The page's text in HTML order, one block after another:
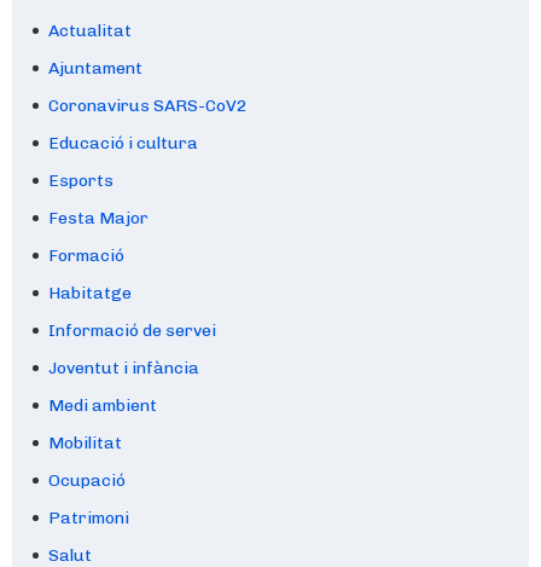
Actualitat
Ajuntament
Coronavirus SARS-CoV2
Educació i cultura
Esports
Festa Major
Formació
Habitatge
Informació de servei
Joventut i infància
Medi ambient
Mobilitat
Ocupació
Patrimoni
Salut